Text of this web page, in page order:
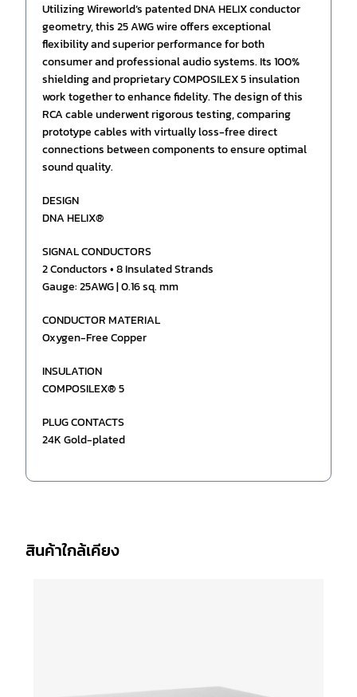
Utilizing Wireworld’s patented DNA HELIX conductor
geometry, this 25 AWG wire offers exceptional
flexibility and superior performance for both
consumer and professional audio systems. Its 100%
shielding and proprietary COMPOSILEX 5 insulation
work together to enhance fidelity. The design of this
RCA cable underwent rigorous testing, comparing
prototype cables with virtually loss-free direct
connections between components to ensure optimal
sound quality.
DESIGN
DNA HELIX®
SIGNAL CONDUCTORS
2 Conductors • 8 Insulated Strands
Gauge: 25AWG | 0.16 sq. mm
CONDUCTOR MATERIAL
Oxygen-Free Copper
INSULATION
COMPOSILEX® 5
PLUG CONTACTS
24K Gold-plated
สินค้าใกล้เคียง